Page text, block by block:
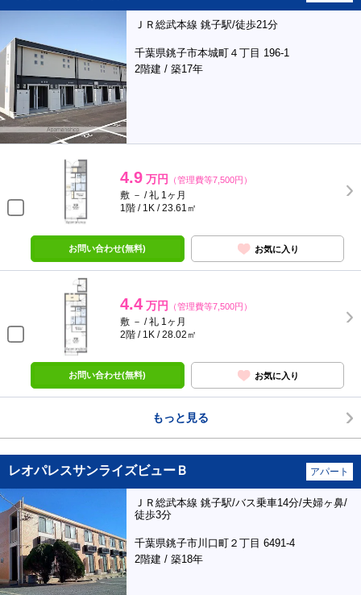
ＪＲ総武本線 銚子駅/徒歩21分
千葉県銚子市本城町４丁目 196-1
2階建 / 築17年
4.9 万円 （管理費等7,500円）
敷 － / 礼 1ヶ月
1階 / 1K / 23.61㎡
お問い合わせ(無料) お気に入り
4.4 万円 （管理費等7,500円）
敷 － / 礼 1ヶ月
2階 / 1K / 28.02㎡
お問い合わせ(無料) お気に入り
もっと見る
レオパレスサンライズビューＢ アパート
ＪＲ総武本線 銚子駅/バス乗車14分/夫婦ヶ鼻/
徒歩3分
千葉県銚子市川口町２丁目 6491-4
2階建 / 築18年